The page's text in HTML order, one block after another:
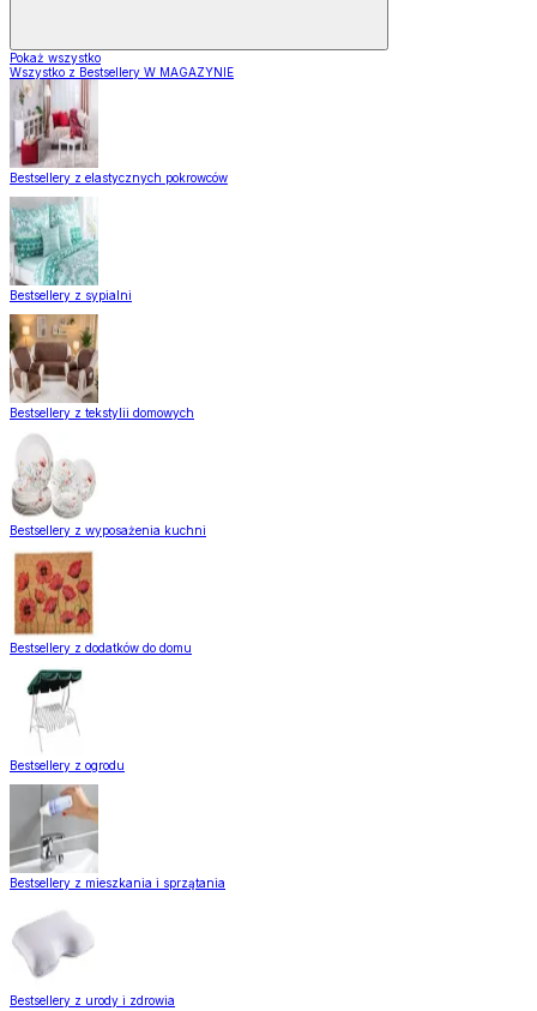
Pokaż wszystko
Wszystko z Bestsellery W MAGAZYNIE
Bestsellery z elastycznych pokrowców
Bestsellery z sypialni
Bestsellery z tekstylii domowych
Bestsellery z wyposażenia kuchni
Bestsellery z dodatków do domu
Bestsellery z ogrodu
Bestsellery z mieszkania i sprzątania
Bestsellery z urody i zdrowia